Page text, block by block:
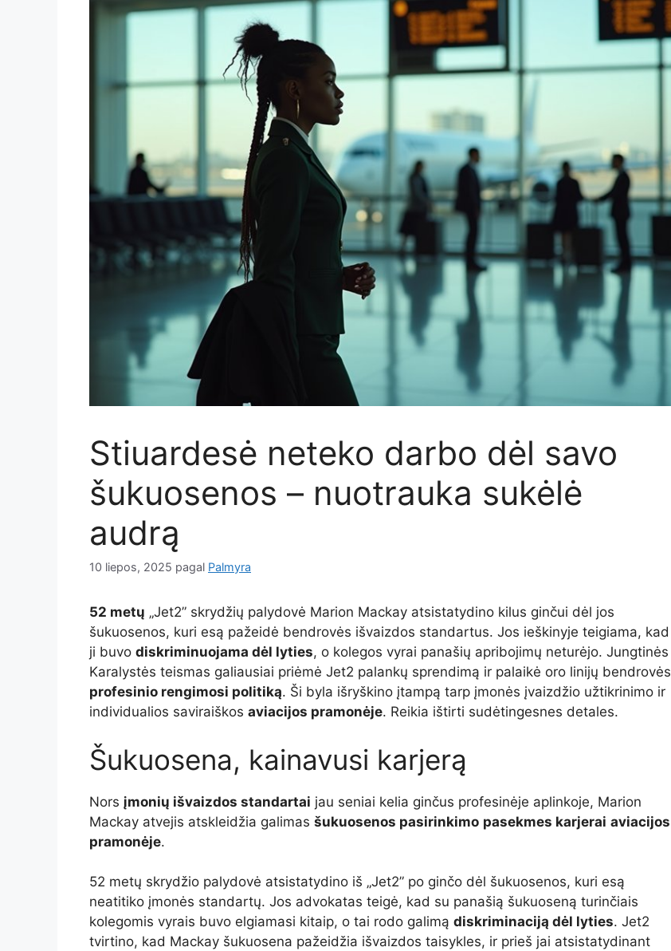
Stiuardesė neteko darbo dėl savo
šukuosenos – nuotrauka sukėlė
audrą
10 liepos, 2025 pagal Palmyra
52 metų „Jet2” skrydžių palydovė Marion Mackay atsistatydino kilus ginčui dėl jos
šukuosenos, kuri esą pažeidė bendrovės išvaizdos standartus. Jos ieškinyje teigiama, kad
ji buvo diskriminuojama dėl lyties, o kolegos vyrai panašių apribojimų neturėjo. Jungtinės
Karalystės teismas galiausiai priėmė Jet2 palankų sprendimą ir palaikė oro linijų bendrovės
profesinio rengimosi politiką. Ši byla išryškino įtampą tarp įmonės įvaizdžio užtikrinimo ir
individualios saviraiškos aviacijos pramonėje. Reikia ištirti sudėtingesnes detales.
Šukuosena, kainavusi karjerą
Nors įmonių išvaizdos standartai jau seniai kelia ginčus profesinėje aplinkoje, Marion
Mackay atvejis atskleidžia galimas šukuosenos pasirinkimo pasekmes karjerai aviacijos
pramonėje.
52 metų skrydžio palydovė atsistatydino iš „Jet2” po ginčo dėl šukuosenos, kuri esą
neatitiko įmonės standartų. Jos advokatas teigė, kad su panašią šukuoseną turinčiais
kolegomis vyrais buvo elgiamasi kitaip, o tai rodo galimą diskriminaciją dėl lyties. Jet2
tvirtino, kad Mackay šukuosena pažeidžia išvaizdos taisykles, ir prieš jai atsistatydinant